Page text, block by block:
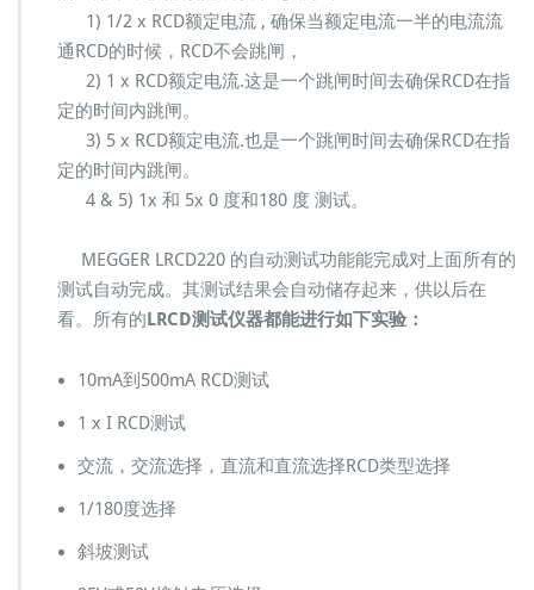
1) 1/2 x RCD额定电流 , 确保当额定电流一半的电流流
通RCD的时候，RCD不会跳闸，
2) 1 x RCD额定电流.这是一个跳闸时间去确保RCD在指
定的时间内跳闸。
3) 5 x RCD额定电流.也是一个跳闸时间去确保RCD在指
定的时间内跳闸。
4 & 5) 1x 和 5x 0 度和180 度 测试。
MEGGER LRCD220 的自动测试功能能完成对上面所有的
测试自动完成。其测试结果会自动储存起来，供以后在
看。所有的LRCD测试仪器都能进行如下实验：
10mA到500mA RCD测试
1 x I RCD测试
交流，交流选择，直流和直流选择RCD类型选择
1/180度选择
斜坡测试